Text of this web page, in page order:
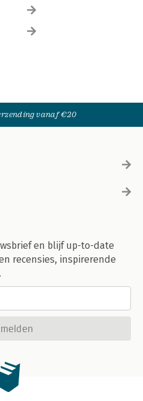
vanaf €20
en blijf up-to-date
recensies, inspirerende